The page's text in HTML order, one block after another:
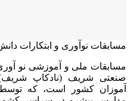
مسابقات نوآوری و ابتکارات
مسابقات ملی و آموزشی نو
صنعتی شریف (نادکاپ شریف)
آموزان کشور است، که